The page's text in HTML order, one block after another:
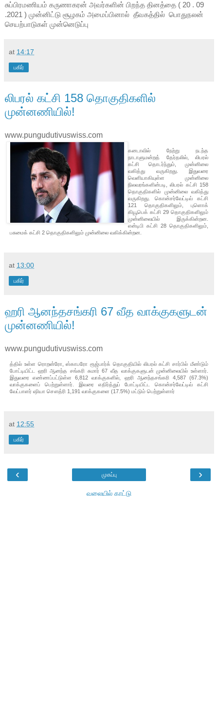
சுப்பிரமணியம் கருணாகரன் அவர்களின் பிறந்த தினத்தை ( 20 . 09
.2021 ) முன்னிட்டு சூழகம் அமைப்பினால்  தீவகத்தில்  பொதுநலன்
செயற்பாடுகள் முன்னெடுப்பு
at 14:17
பகிர்
லிபரல் கட்சி 158 தொகுதிகளில்
முன்னணியில்!
www.pungudutivuswiss.com
கனடாவில் நேற்று நடந்த
நாடாளுமன்றத் தேர்தலில், லிபரல்
கட்சி தொடர்ந்தும், முன்னிலை
வகித்து வருகிறது. இதுவரை
வெளியாகியுள்ள முன்னிலை
நிலவரங்களின்படி, லிபரல் கட்சி 158
தொகுதிகளில் முன்னிலை வகித்து
வருகிறது. கொன்சர்வேட்டிவ் கட்சி
121 தொகுதிகளிலும், புளொக்
கியூபெக் கட்சி 29 தொகுதிகளிலும்
முன்னிலையில் இருக்கின்றன.
என்டிபி கட்சி 28 தொகுதிகளிலும்,
பசுமைக் கட்சி 2 தொகுதிகளிலும் முன்னிலை வகிக்கின்றன.
at 13:00
பகிர்
ஹரி ஆனந்தசங்கரி 67 வீத வாக்குகளுடன்
முன்னணியில்!
www.pungudutivuswiss.com
த்தில் உள்ள ரொறன்ரோ, ஸ்காபரோ ரூஜ்பார்க் தொகுதியில் லிபரல் கட்சி சார்பில் மீண்டும்
போட்டியிட்ட ஹரி ஆனந்த சங்கரி சுமார் 67 வீத வாக்குகளுடன் முன்னிலையில் உள்ளார்.
இதுவரை எண்ணப்பட்டுள்ள 6,812 வாக்குகளில், ஹரி ஆனந்தசங்கரி 4,587 (67.3%)
வாக்குகளைப் பெற்றுள்ளார். இவரை எதிர்த்துப் போட்டியிட்ட கொன்சர்வேட்டிவ் கட்சி
வேட்பாளர் ஷியா சௌத்ரி 1,191 வாக்குகளை (17.5%) மட்டும் பெற்றுள்ளார்
at 12:55
பகிர்
‹ ›
முகப்பு
வலையில் காட்டு